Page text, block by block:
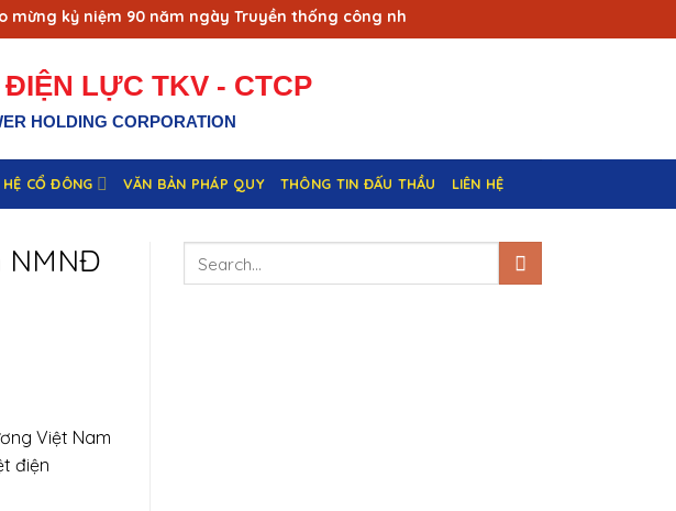
mừng kỷ niệm 90 năm ngày Truyền thống công nhân Vùng mỏ - Truyền thống ngành
LỰC TKV - CTCP
HOLDING CORPORATION
CỔ ĐÔNG VĂN BẢN PHÁP QUY THÔNG TIN ĐẤU THẦU LIÊN HỆ
NMNĐ
Việt Nam
điện